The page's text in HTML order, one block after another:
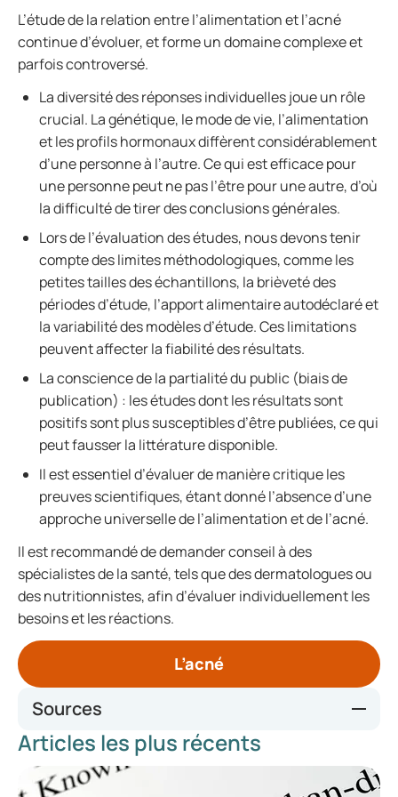
L’étude de la relation entre l’alimentation et l’acné
continue d’évoluer, et forme un domaine complexe et
parfois controversé.
La diversité des réponses individuelles joue un rôle
crucial. La génétique, le mode de vie, l’alimentation
et les profils hormonaux diffèrent considérablement
d’une personne à l’autre. Ce qui est efficace pour
une personne peut ne pas l’être pour une autre, d’où
la difficulté de tirer des conclusions générales.
Lors de l’évaluation des études, nous devons tenir
compte des limites méthodologiques, comme les
petites tailles des échantillons, la brièveté des
périodes d’étude, l’apport alimentaire autodéclaré et
la variabilité des modèles d’étude. Ces limitations
peuvent affecter la fiabilité des résultats.
La conscience de la partialité du public (biais de
publication) : les études dont les résultats sont
positifs sont plus susceptibles d’être publiées, ce qui
peut fausser la littérature disponible.
Il est essentiel d’évaluer de manière critique les
preuves scientifiques, étant donné l’absence d’une
approche universelle de l’alimentation et de l’acné.
Il est recommandé de demander conseil à des
spécialistes de la santé, tels que des dermatologues ou
des nutritionnistes, afin d’évaluer individuellement les
besoins et les réactions.
L’acné
Sources
https://oersterk.nu/blogs/acne-waarom-een-
huidspecialist-ook-naar-voeding-zou-moeten-kijken/
https://www.voedingscentrum.nl/encyclopedie/glycemisch
Articles les plus récents